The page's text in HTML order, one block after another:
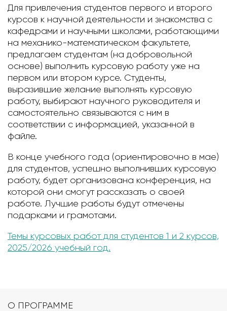
Для привлечения студентов первого и второго
курсов к научной деятельности и знакомства с
кафедрами и научными школами, работающими
на механико-математическом факультете,
предлагаем студентам (на добровольной
основе) выполнить курсовую работу уже на
первом или втором курсе. Студенты,
выразившие желание выполнять курсовую
работу, выбирают научного руководителя и
самостоятельно связываются с ним в
соответствии с информацией, указанной в
файле.
В конце учебного года (ориентировочно в мае)
для студентов, успешно выполнивших курсовую
работу, будет организована конференция, на
которой они смогут рассказать о своей
работе. Лучшие работы будут отмечены
подарками и грамотами.
Темы курсовых работ для студентов 1 и 2 курсов,
2025/2026 учебный год .
О ПРОГРАММЕ